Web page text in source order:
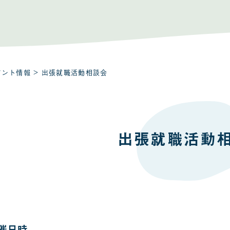
ト情報 > 出張就職活動相談会
出張就職活動